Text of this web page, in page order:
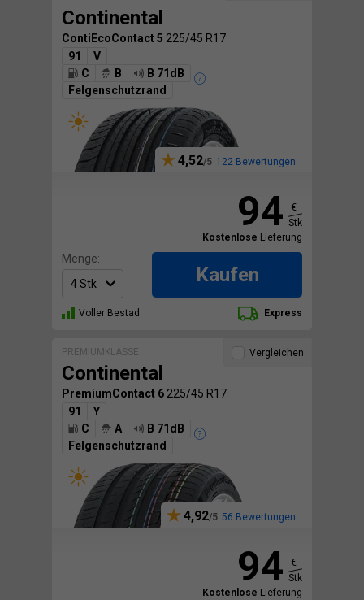
Continental
ContiEcoContact 5 225/45 R17
91
V
C
B
B 71dB
Felgenschutzrand
4,52 122 Bewertungen
94
€
Stk
Kostenlose Lieferung
Menge:
Kaufen
Voller Bestad Express
PREMIUMKLASSE
Continental
PremiumContact 6 225/45 R17
91
Y
C
A
B 71dB
Felgenschutzrand
4,92 56 Bewertungen
Vergleichen
94
€
Stk
Kostenlose Lieferung